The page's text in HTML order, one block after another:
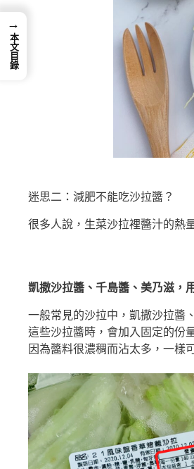
迷思二：減肥不能吃沙拉醬？
很多人說，生菜沙拉裡醬汁的熱
凱撒沙拉醬、千島醬、美乃滋，
一般常見的沙拉中，凱撒沙拉醬
這些沙拉醬時，會加入固定的份
因為醬料很濃稠而沾太多，一樣
→
本文目錄